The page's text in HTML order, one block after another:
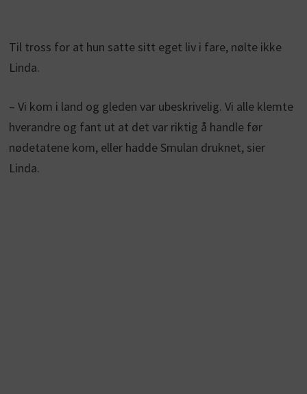
Til tross for at hun satte sitt eget liv i fare, nølte ikke
Linda.
– Vi kom i land og gleden var ubeskrivelig. Vi alle klemte
hverandre og fant ut at det var riktig å handle før
nødetatene kom, eller hadde Smulan druknet, sier
Linda.